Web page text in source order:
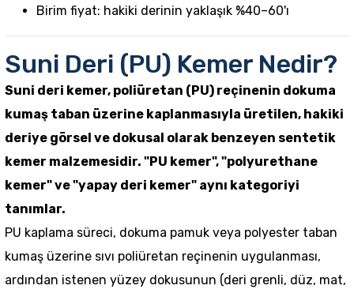
Birim fiyat: hakiki derinin yaklaşık %40–60'ı
Suni Deri (PU) Kemer Nedir?
Suni deri kemer, poliüretan (PU) reçinenin dokuma
kumaş taban üzerine kaplanmasıyla üretilen, hakiki
deriye görsel ve dokusal olarak benzeyen sentetik
kemer malzemesidir. "PU kemer", "polyurethane
kemer" ve "yapay deri kemer" aynı kategoriyi
tanımlar.
PU kaplama süreci, dokuma pamuk veya polyester taban
kumaş üzerine sıvı poliüretan reçinenin uygulanması,
ardından istenen yüzey dokusunun (deri grenli, düz, mat,